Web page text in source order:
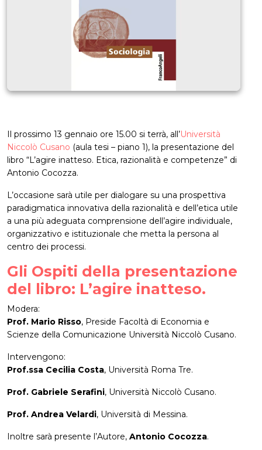
Il prossimo 13 gennaio ore 15.00 si terrà, all’Università
Niccolò Cusano (aula tesi – piano 1), la presentazione del
libro “L’agire inatteso. Etica, razionalità e competenze” di
Antonio Cocozza.
L’occasione sarà utile per dialogare su una prospettiva
paradigmatica innovativa della razionalità e dell’etica utile
a una più adeguata comprensione dell’agire individuale,
organizzativo e istituzionale che metta la persona al
centro dei processi.
Gli Ospiti della presentazione
del libro: L’agire inatteso.
Modera:
Prof. Mario Risso, Preside Facoltà di Economia e
Scienze della Comunicazione Università Niccolò Cusano.
Intervengono:
Prof.ssa Cecilia Costa, Università Roma Tre.
Prof. Gabriele Serafini, Università Niccolò Cusano.
Prof. Andrea Velardi, Università di Messina.
Inoltre sarà presente l’Autore, Antonio Cocozza.